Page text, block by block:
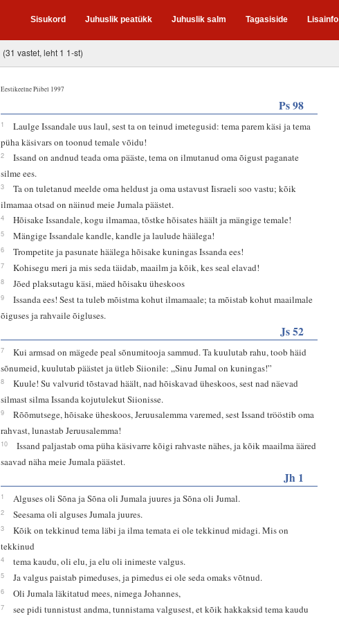
Sisukord Juhuslik peatükk Juhuslik salm Tagasiside Lisainfo
(31 vastet, leht 1 1-st)
Eestikeelne Piibel 1997
Ps 98
1
Laulge Issandale uus laul, sest ta on teinud imetegusid: tema parem käsi ja tema
püha käsivars on toonud temale võidu!
2
Issand on andnud teada oma pääste, tema on ilmutanud oma õigust paganate
silme ees.
3
Ta on tuletanud meelde oma heldust ja oma ustavust Iisraeli soo vastu; kõik
ilmamaa otsad on näinud meie Jumala päästet.
4 Hõisake Issandale, kogu ilmamaa, tõstke hõisates häält ja mängige temale!
5 Mängige Issandale kandle, kandle ja laulude häälega!
6 Trompetite ja pasunate häälega hõisake kuningas Issanda ees!
7 Kohisegu meri ja mis seda täidab, maailm ja kõik, kes seal elavad!
8 Jõed plaksutagu käsi, mäed hõisaku üheskoos
9
Issanda ees! Sest ta tuleb mõistma kohut ilmamaale; ta mõistab kohut maailmale
õiguses ja rahvaile õigluses.
Js 52
7
Kui armsad on mägede peal sõnumitooja sammud. Ta kuulutab rahu, toob häid
sõnumeid, kuulutab päästet ja ütleb Siionile: „Sinu Jumal on kuningas!”
8
Kuule! Su valvurid tõstavad häält, nad hõiskavad üheskoos, sest nad näevad
silmast silma Issanda kojutulekut Siionisse.
9
Rõõmutsege, hõisake üheskoos, Jeruusalemma varemed, sest Issand trööstib oma
rahvast, lunastab Jeruusalemma!
10
Issand paljastab oma püha käsivarre kõigi rahvaste nähes, ja kõik maailma ääred
saavad näha meie Jumala päästet.
Jh 1
1 Alguses oli Sõna ja Sõna oli Jumala juures ja Sõna oli Jumal.
2 Seesama oli alguses Jumala juures.
3
Kõik on tekkinud tema läbi ja ilma temata ei ole tekkinud midagi. Mis on
tekkinud
4 tema kaudu, oli elu, ja elu oli inimeste valgus.
5 Ja valgus paistab pimeduses, ja pimedus ei ole seda omaks võtnud.
6 Oli Jumala läkitatud mees, nimega Johannes,
7
see pidi tunnistust andma, tunnistama valgusest, et kõik hakkaksid tema kaudu